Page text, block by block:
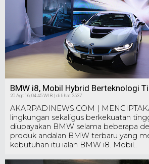
BMW i8, Mobil Hybrid Berteknologi
20 Agt 16, 04:45 WIB | dilihat 2537
AKARPADINEWS.COM |
lingkungan sekaligus berkekuatan
diupayakan BMW selama beberapa
produk andalan BMW terbaru yang
kebutuhan itu ialah BMW i8. Mobil..